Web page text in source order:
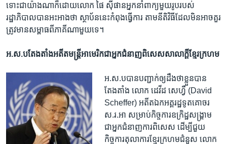
ទោះជាយ៉ាងណា​ក៏ដោយ​លោក​ ផៃ ស៊ីផាន​អ្នកនាំពាក្យ​មួយរូប​របស់​
រដ្ឋាភិបាល​បាន​អះអាង​ថា ស្ថាប័ន​នេះ​កំពុង​ធ្វើការ​ តាមនីតិវិធី​ដែល​មិនអាចគួរ​
ត្រូវ​មាន​សម្ពាធ​ពី​ភាគី​ណា​មួយ​ទេ។
អ.ស.ប​តែងតាំង​អតីត​មន្ត្រី​អាមេរិក​ជា​អ្នក​ជំនាញ​ពិសេស​សាលាក្តី​ខ្មែរក្រហម
អ.ស.ប​បាន​បញ្ជាក់​ឲ្យ​ដឹង​ថា​ខ្លួនបាន​
តែងតាំង​ លោក ​ដេវីដ សេហ្វឺ (David
Scheffer)​ អតីត​ឯកអគ្គ​រដ្ឋទូត​គោចរ​
ស.រ.អា​ សម្រាប់​កិច្ចការ​ឧក្រិដ្ឋ​សង្គ្រាម ​
ជាអ្នកជំនាញការ​ពិសេស ​ដើម្បី​ជួយ​
កិច្ចការ​តុលាការ​ខ្មែរ​ក្រហម​ជំនួស ​លោក ​